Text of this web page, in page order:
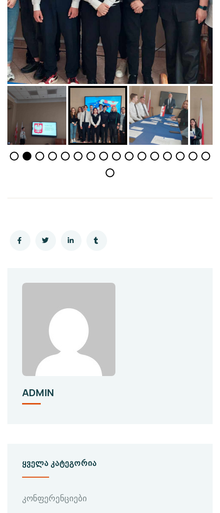
ADMIN
ᲧᲕᲔᲚᲐ ᲙᲐᲢᲔᲒᲝᲠᲘᲐ
კონფერენციები